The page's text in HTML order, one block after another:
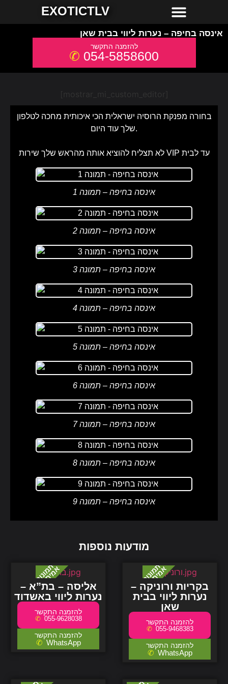
EXOTICTLV
אינסה בחיפה – נערות ליווי בבית שאן
054-5858600
[mostrar_mi_custom_editor]
בחורה מפנקת הרוסיה ישראלית הכי איכותית מחכה לטלפון
שלך עוד היום.
לא תצליח להוציא אותה מהראש שלך שירות VIP עד לבית
אינסה בחיפה – תמונה 1
אינסה בחיפה – תמונה 2
אינסה בחיפה – תמונה 3
אינסה בחיפה – תמונה 4
אינסה בחיפה – תמונה 5
אינסה בחיפה – תמונה 6
אינסה בחיפה – תמונה 7
אינסה בחיפה – תמונה 8
אינסה בחיפה – תמונה 9
מודעות נוספות
אליסה – בת”א –
נערות ליווי באשדוד
055-9628038
WhatsApp
בקריות ורוניקה –
נערות ליווי בבית
שאן
055-9468383
WhatsApp